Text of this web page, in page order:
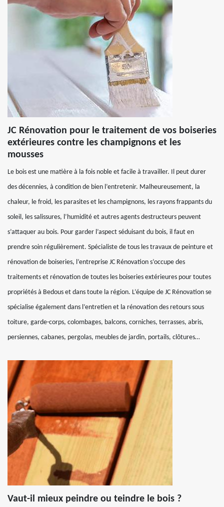
JC Rénovation pour le traitement de vos boiseries
extérieures contre les champignons et les
mousses
Le bois est une matière à la fois noble et facile à travailler. Il peut durer
des décennies, à condition de bien l’entretenir. Malheureusement, la
chaleur, le froid, les parasites et les champignons, les rayons frappants du
soleil, les salissures, l’humidité et autres agents destructeurs peuvent
s’attaquer au bois. Pour garder l’aspect séduisant du bois, il faut en
prendre soin régulièrement. Spécialiste de tous les travaux de peinture et
rénovation de boiseries, l’entreprise JC Rénovation s’occupe des
traitements et rénovation de toutes les boiseries extérieures pour toutes
propriétés à Bedous et dans toute la région. L’équipe de JC Rénovation se
spécialise également dans l’entretien et la rénovation des retours sous
toiture, garde-corps, colombages, balcons, corniches, terrasses, abris,
persiennes, cabanes, pergolas, meubles de jardin, portails, clôtures…
Vaut-il mieux peindre ou teindre le bois ?